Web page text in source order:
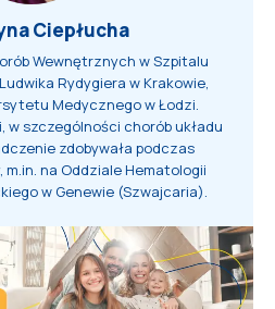
Ciepłucha
Wewnętrznych w Szpitalu
Rydygiera w Krakowie,
Medycznego w Łodzi.
w szczególności chorób układu
zdobywała podczas
na Oddziale Hematologii
w Genewie (Szwajcaria).